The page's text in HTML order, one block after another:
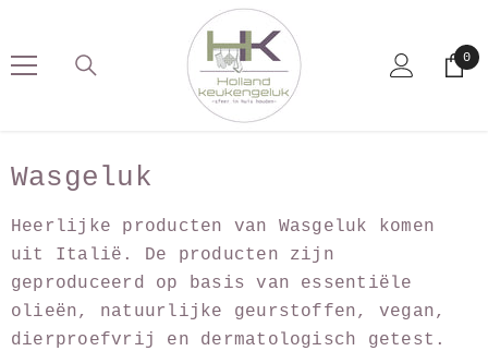
0
0
Wasgeluk
Heerlijke producten van Wasgeluk komen
uit Italië. De producten zijn
geproduceerd op basis van essentiële
olieën, natuurlijke geurstoffen, vegan,
dierproefvrij en dermatologisch getest.